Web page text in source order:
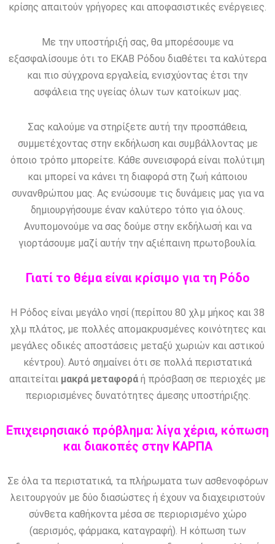
κρίσης απαιτούν γρήγορες και αποφασιστικές ενέργειες.
Με την υποστήριξή σας, θα μπορέσουμε να
εξασφαλίσουμε ότι το ΕΚΑΒ Ρόδου διαθέτει τα καλύτερα
και πιο σύγχρονα εργαλεία, ενισχύοντας έτσι την
ασφάλεια της υγείας όλων των κατοίκων μας.
Σας καλούμε να στηρίξετε αυτή την προσπάθεια,
συμμετέχοντας στην εκδήλωση και συμβάλλοντας με
όποιο τρόπο μπορείτε. Κάθε συνεισφορά είναι πολύτιμη
και μπορεί να κάνει τη διαφορά στη ζωή κάποιου
συνανθρώπου μας. Ας ενώσουμε τις δυνάμεις μας για να
δημιουργήσουμε έναν καλύτερο τόπο για όλους.
Ανυπομονούμε να σας δούμε στην εκδήλωσή και να
γιορτάσουμε μαζί αυτήν την αξιέπαινη πρωτοβουλία.
Γιατί το θέμα είναι κρίσιμο για τη Ρόδο
Η Ρόδος είναι μεγάλο νησί (περίπου 80 χλμ μήκος και 38
χλμ πλάτος, με πολλές απομακρυσμένες κοινότητες και
μεγάλες οδικές αποστάσεις μεταξύ χωριών και αστικού
κέντρου). Αυτό σημαίνει ότι σε πολλά περιστατικά
απαιτείται μακρά μεταφορά ή πρόσβαση σε περιοχές με
περιορισμένες δυνατότητες άμεσης υποστήριξης.
Επιχειρησιακό πρόβλημα: λίγα χέρια, κόπωση
και διακοπές στην ΚΑΡΠΑ
Σε όλα τα περιστατικά, τα πλήρωματα των ασθενοφόρων
λειτουργούν με δύο διασώστες ή έχουν να διαχειριστούν
σύνθετα καθήκοντα μέσα σε περιορισμένο χώρο
(αερισμός, φάρμακα, καταγραφή). Η κόπωση των